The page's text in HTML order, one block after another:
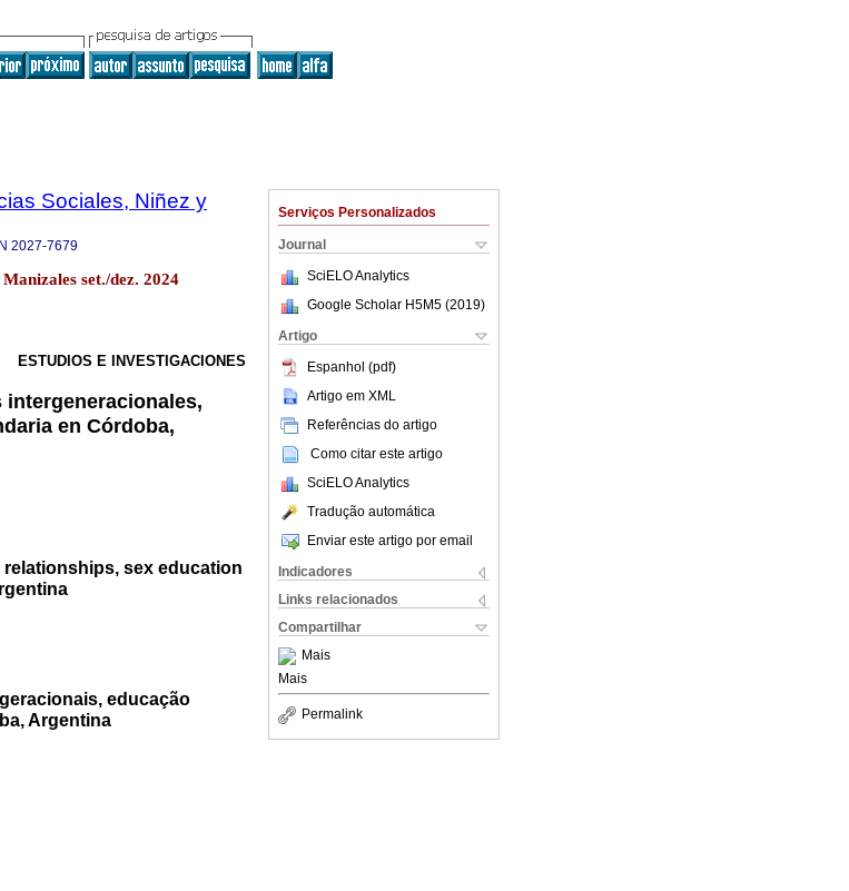
Serviços Personalizados
Journal
SciELO Analytics
Google Scholar H5M5 (2019)
Artigo
Espanhol (pdf)
Artigo em XML
Referências do artigo
Como citar este artigo
SciELO Analytics
Tradução automática
Enviar este artigo por email
Indicadores
Links relacionados
Compartilhar
Mais
Mais
Permalink
Sociales, Niñez y
2027-7679
set./dez. 2024
ESTUDIOS E INVESTIGACIONES
en Córdoba,
sex education
educação
Argentina